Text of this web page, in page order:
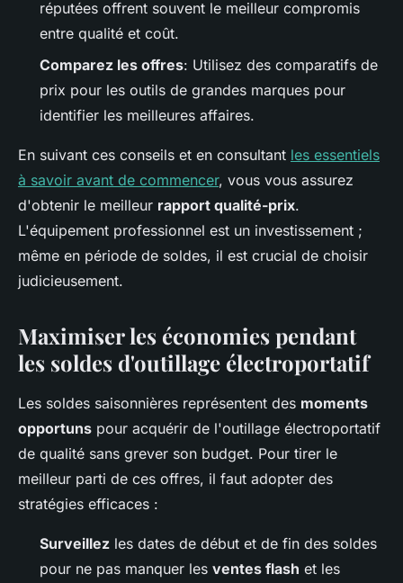
réputées offrent souvent le meilleur compromis
entre qualité et coût.
Comparez les offres: Utilisez des comparatifs de
prix pour les outils de grandes marques pour
identifier les meilleures affaires.
En suivant ces conseils et en consultant les essentiels
à savoir avant de commencer, vous vous assurez
d'obtenir le meilleur rapport qualité-prix.
L'équipement professionnel est un investissement ;
même en période de soldes, il est crucial de choisir
judicieusement.
Maximiser les économies pendant
les soldes d'outillage électroportatif
Les soldes saisonnières représentent des moments
opportuns pour acquérir de l'outillage électroportatif
de qualité sans grever son budget. Pour tirer le
meilleur parti de ces offres, il faut adopter des
stratégies efficaces :
Surveillez les dates de début et de fin des soldes
pour ne pas manquer les ventes flash et les